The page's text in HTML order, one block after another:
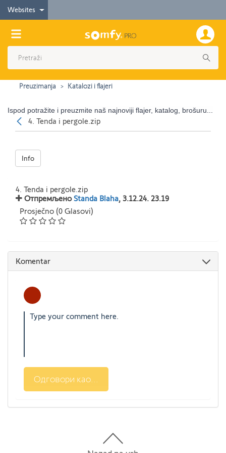
Websites
Preuzimanja Katalozi i flajeri
Ispod potražite i preuzmite naš najnoviji flajer, katalog, brošuru...
Nazad
4. Tenda i pergole.zip
Info
4. Tenda i pergole.zip
ОтпремљеноStanda Blaha, 3.12.24. 23.19
Prosječno (0 Glasovi)
Komentar
Одговори као...